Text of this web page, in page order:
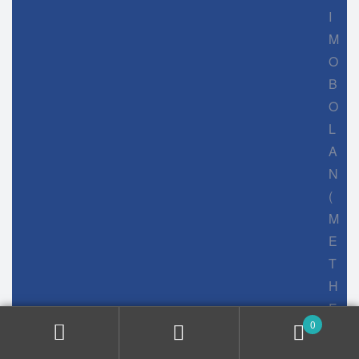
I
M
O
B
O
L
A
N
(
M
E
T
H
E
0